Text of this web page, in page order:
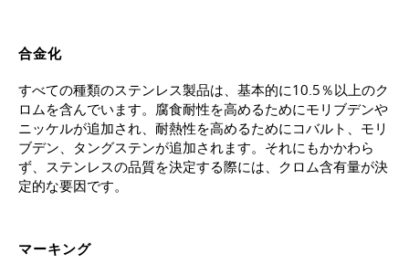
合金化
すべての種類のステンレス製品は、基本的に10.5％以上のク
ロムを含んでいます。腐食耐性を高めるためにモリブデンや
ニッケルが追加され、耐熱性を高めるためにコバルト、モリ
ブデン、タングステンが追加されます。それにもかかわら
ず、ステンレスの品質を決定する際には、クロム含有量が決
定的な要因です。
マーキング